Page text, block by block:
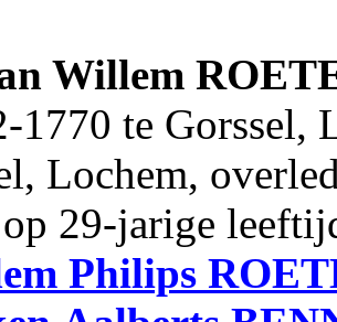
Willem
1770 te Gorssel,
Lochem,
29-jarige
Philips